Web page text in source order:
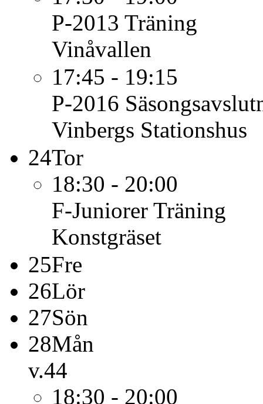
P-2013 Träning
Vinåvallen
17:45 - 19:15
P-2016
Vinbergs Stationshus
24Tor
18:30 - 20:00
F-Juniorer Träning
Konstgräset
25Fre
26Lör
27Sön
28Mån
v.44
18:30 - 20:00